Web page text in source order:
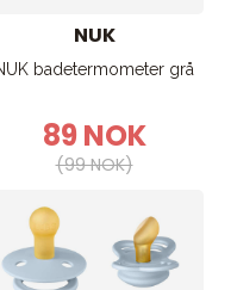
NUK
badetermometer grå
89 NOK
(99 NOK)